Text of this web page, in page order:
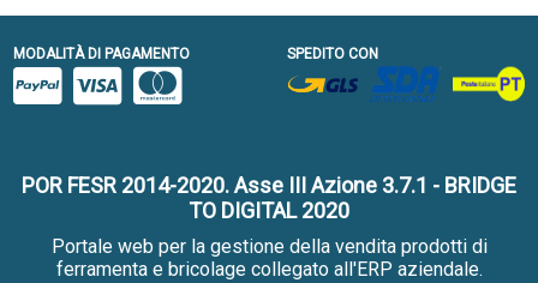
MODALITÀ DI PAGAMENTO SPEDITO CON
POR FESR 2014-2020. Asse III Azione 3.7.1 - BRIDGE
TO DIGITAL 2020
Portale web per la gestione della vendita prodotti di
ferramenta e bricolage collegato all'ERP aziendale.